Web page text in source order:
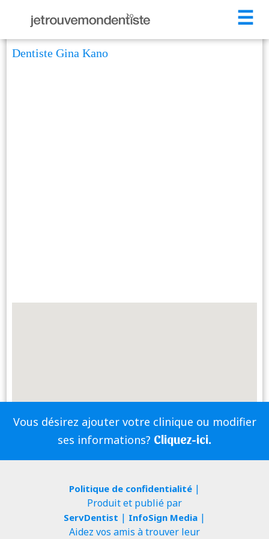
☰
Dentiste Gina Kano
Vous désirez ajouter votre clinique ou modifier
ses informations? Cliquez-ici.
Politique de confidentialité|
Produit et publié par
ServDentist | InfoSign Media|
Aidez vos amis à trouver leur